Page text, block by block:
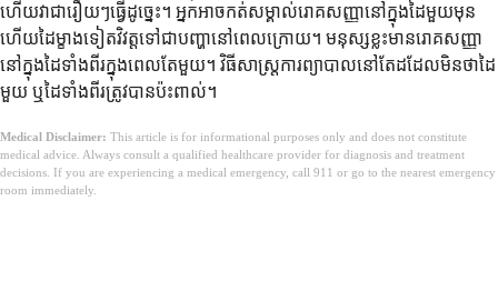
ហើយវាជារឿយៗធ្វើដូច្នេះ។ អ្នកអាចកត់សម្គាល់រោគសញ្ញានៅក្នុងដៃមួយមុន
ហើយដៃម្ខាងទៀតវិវត្តទៅជាបញ្ហានៅពេលក្រោយ។ មនុស្សខ្លះមានរោគសញ្ញា
នៅក្នុងដៃទាំងពីរក្នុងពេលតែមួយ។ វិធីសាស្រ្តការព្យាបាលនៅតែដដែលមិនថាដៃ
មួយ ឬដៃទាំងពីរត្រូវបានប៉ះពាល់។
Medical Disclaimer: This article is for informational purposes only and does not constitute
medical advice. Always consult a qualified healthcare provider for diagnosis and treatment
decisions. If you are experiencing a medical emergency, call 911 or go to the nearest emergency
room immediately.